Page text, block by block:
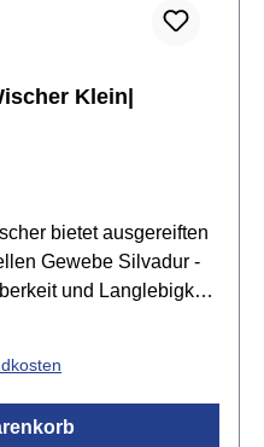
Klein|
bietet ausgereiften
Gewebe Silvadur -
und Langlebigkeit
(Soprano)